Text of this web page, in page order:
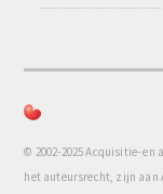
© 2002-2025 Acquisitie-
het auteursrecht, zijn aan